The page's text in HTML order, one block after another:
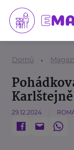
Domů
29.12.2024